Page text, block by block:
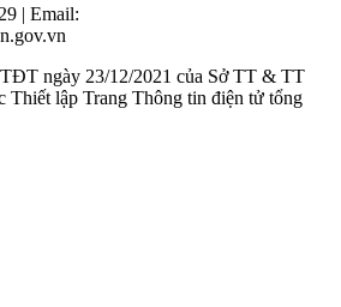
| Email:
ngày 23/12/2021 của Sở TT & TT
Thiết lập Trang Thông tin điện tử tổng